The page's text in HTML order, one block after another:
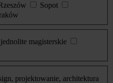
Sopot
jednolite magisterskie
projektowanie, architektura